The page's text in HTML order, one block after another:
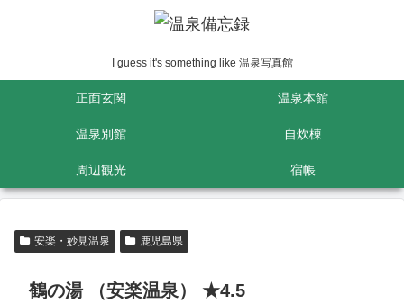
I guess it's something like 温泉写真館
正面玄関 温泉本館
温泉別館 自炊棟
周辺観光 宿帳
安楽・妙見温泉 鹿児島県
鶴の湯 （安楽温泉） ★4.5